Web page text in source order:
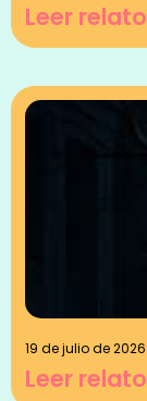
Leer relato
19 de julio de 2026
Leer relato